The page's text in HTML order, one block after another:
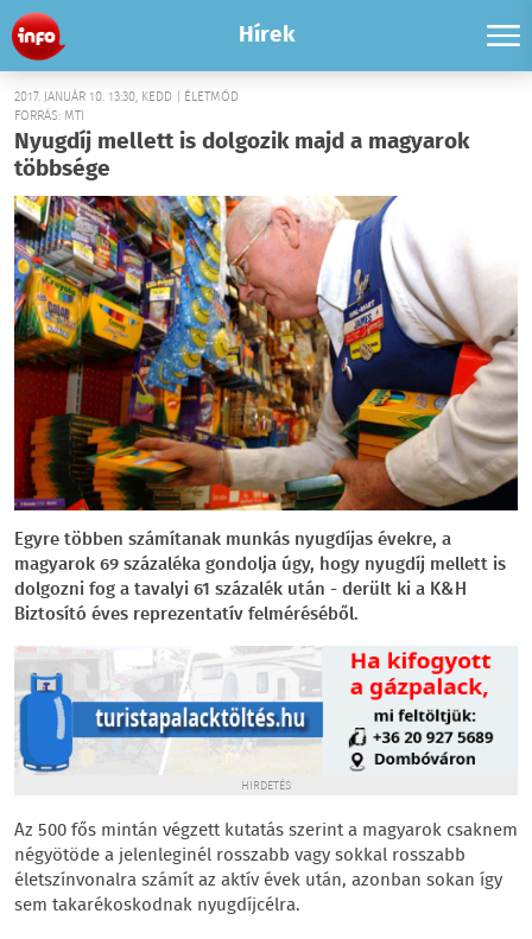
Hírek
2017. JANUÁR 10. 13:30, KEDD | ÉLETMÓD
FORRÁS: MTI
Nyugdíj mellett is dolgozik majd a magyarok
többsége
Egyre többen számítanak munkás nyugdíjas évekre, a
magyarok 69 százaléka gondolja úgy, hogy nyugdíj mellett is
dolgozni fog a tavalyi 61 százalék után - derült ki a K&H
Biztosító éves reprezentatív felméréséből.
HIRDETÉS
Az 500 fős mintán végzett kutatás szerint a magyarok csaknem
négyötöde a jelenleginél rosszabb vagy sokkal rosszabb
életszínvonalra számít az aktív évek után, azonban sokan így
sem takarékoskodnak nyugdíjcélra.